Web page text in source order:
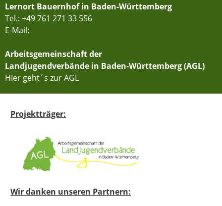
Lernort Bauernhof in Baden-Württemberg
Tel.: +49 761 271 33 556
E-Mail:
Arbeitsgemeinschaft der
Landjugendverbände in Baden-Württemberg (AGL)
Hier geht´s zur AGL
Projektträger:
Wir danken unseren Partnern: